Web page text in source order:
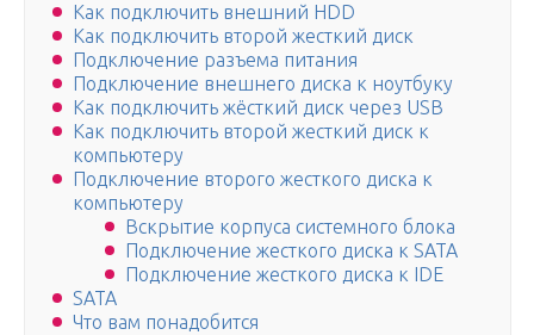
Как подключить внешний HDD
Как подключить второй жесткий диск
Подключение разъема питания
Подключение внешнего диска к ноутбуку
Как подключить жёсткий диск через USB
Как подключить второй жесткий диск к
компьютеру
Подключение второго жесткого диска к
компьютеру
Вскрытие корпуса системного блока
Подключение жесткого диска к SATA
Подключение жесткого диска к IDE
SATA
Что вам понадобится